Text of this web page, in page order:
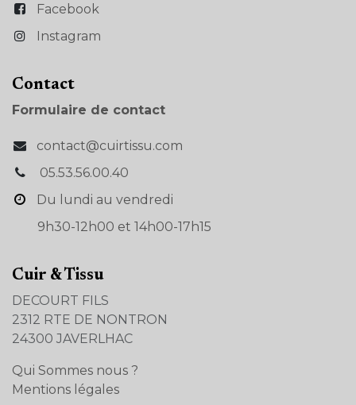
Facebook
Instagram
Con​tact
Formulaire de contact
contact@cuirtissu.com
05.53.56.00.40
Du lundi au vendredi
9h30-12h00 et 14h00-17h15
Cuir & Tissu
DECOURT FILS
2312 RTE DE NONTRON
24300 JAVERLHAC
Qui Sommes nous ?
Mentions légales